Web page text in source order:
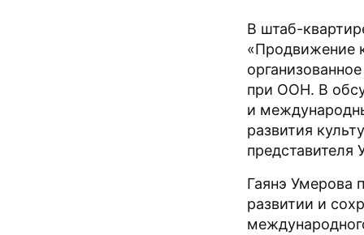
В штаб-
«Продвижение
при ООН. В
и
развития
представителя
Гаянэ Умерова
развитии и